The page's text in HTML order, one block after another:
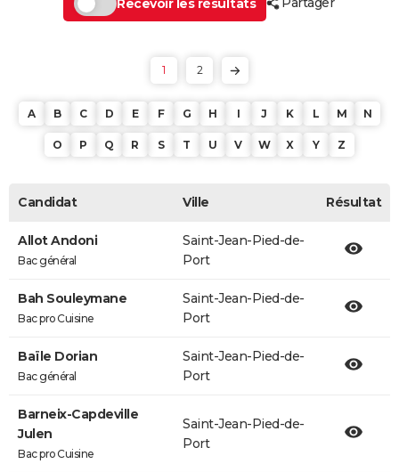
Recevoir les résultats
1 2
A B C D E F G H I J K L M N
O P Q R S T U V W X Y Z
Candidat Ville Résultat
Allot Andoni
Bac général
Saint-Jean-Pied-de-
Port
Bah Souleymane
Bac pro Cuisine
Saint-Jean-Pied-de-
Port
Baïle Dorian
Bac général
Saint-Jean-Pied-de-
Port
Barneix-Capdeville
Julen
Bac pro Cuisine
Saint-Jean-Pied-de-
Port